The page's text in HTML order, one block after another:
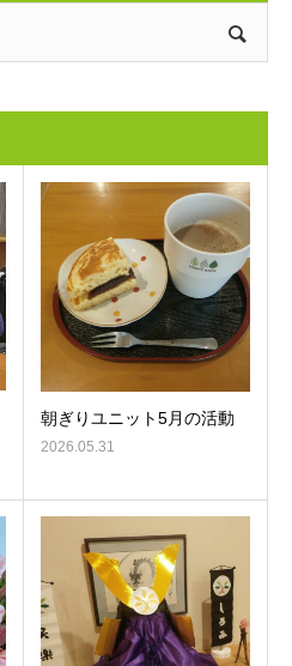
朝ぎりユニット5月の活動
2026.05.31